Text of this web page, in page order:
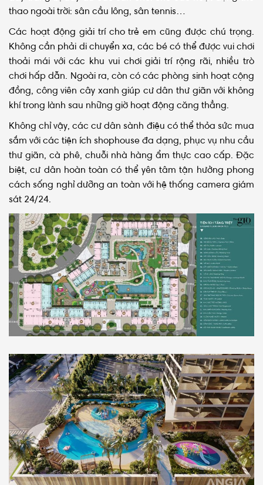
thao ngoài trời: sân cầu lông, sân tennis…
Các hoạt động giải trí cho trẻ em cũng được chú trọng.
Không cần phải di chuyển xa, các bé có thể được vui chơi
thoải mái với các khu vui chơi giải trí rộng rãi, nhiều trò
chơi hấp dẫn. Ngoài ra, còn có các phòng sinh hoạt cộng
đồng, công viên cây xanh giúp cư dân thư giãn với không
khí trong lành sau những giờ hoạt động căng thẳng.
Không chỉ vậy, các cư dân sành điệu có thể thỏa sức mua
sắm với các tiện ích shophouse đa dạng, phục vụ nhu cầu
thư giãn, cà phê, chuỗi nhà hàng ẩm thực cao cấp. Đặc
biệt, cư dân hoàn toàn có thể yên tâm tận hưởng phong
cách sống nghỉ dưỡng an toàn với hệ thống camera giám
sát 24/24.